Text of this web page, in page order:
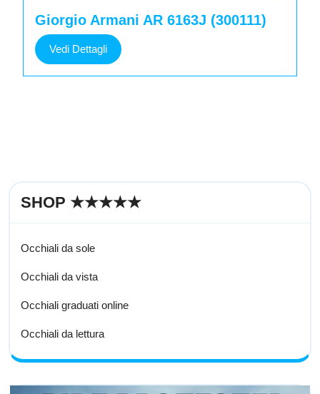
Giorgio Armani AR 6163J (300111)
Vedi DettagliVedi
Dettagli
SHOP ★★★★★
Occhiali da sole
Occhiali da vista
Occhiali graduati online
Occhiali da lettura